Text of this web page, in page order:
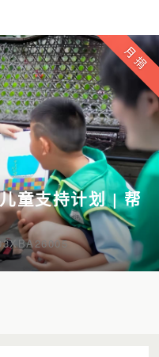
童支持计划 | 帮